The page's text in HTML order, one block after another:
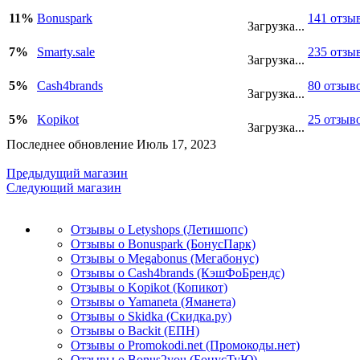
11% Bonuspark
Загрузка...
141
7% Smarty.sale
Загрузка...
235
5% Cash4brands
Загрузка...
80
5% Kopikot
Загрузка...
25
Последнее обновление Июль 17, 2023
Предыдущий магазин
Следующий магазин
Отзывы о Letyshops (Летишопс)
Отзывы о Bonuspark (БонусПарк)
Отзывы о Megabonus (Мегабонус)
Отзывы о Cash4brands (КэшФоБрендс)
Отзывы о Kopikot (Копикот)
Отзывы о Yamaneta (Яманета)
Отзывы о Skidka (Скидка.ру)
Отзывы о Backit (ЕПН)
Отзывы о Promokodi.net (Промокоды.нет)